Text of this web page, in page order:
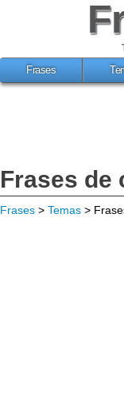
Frases
Frases de
Frases > Temas >